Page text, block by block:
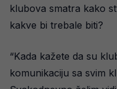
klubova smatra kako
kakve bi trebale biti?
“Kada kažete da su
komunikaciju sa svim